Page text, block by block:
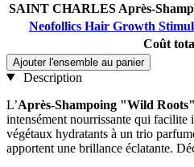
SAINT CHARLES Après-
Neofollics Hair Growth
Coût
Ajouter l'ensemble au panier
Description
L’Après-Shampoing "Wild Roots"
intensément nourrissante qui facilite
végétaux hydratants à un trio
apportent une brillance éclatante.